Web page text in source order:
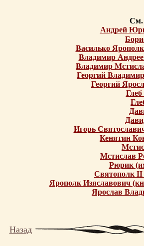
См.
Андрей
Василько
Владимир
Владимир
Георгий
Георгий
Игорь
Кенятин
Мстислав
Рюрик
Святополк II
Ярополк Изяславович
Ярослав
Назад